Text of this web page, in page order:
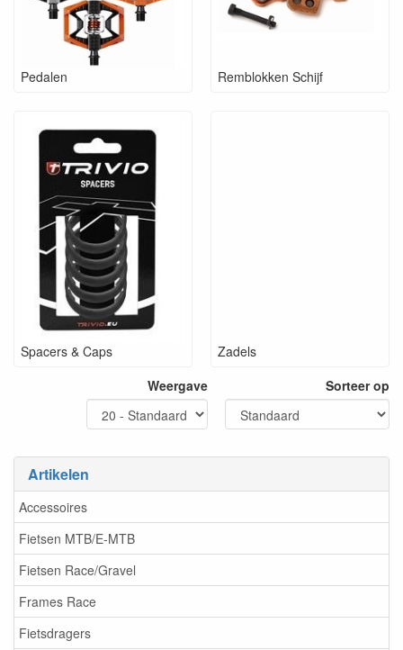
Artikelen
Accessoires
Fietsen MTB/E-MTB
Fietsen Race/Gravel
Frames Race
Fietsdragers
Pedalen Remblokken Schijf
Spacers & Caps
Zadels
Weergave
Sorteer op